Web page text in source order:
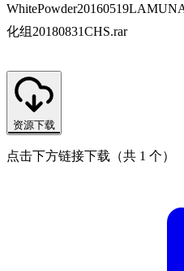
化组20180831CHS.rar
资源下载
点击下方链接下载（共 1 个）